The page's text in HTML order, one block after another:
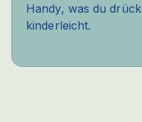
Handy, was du
kinderleicht.